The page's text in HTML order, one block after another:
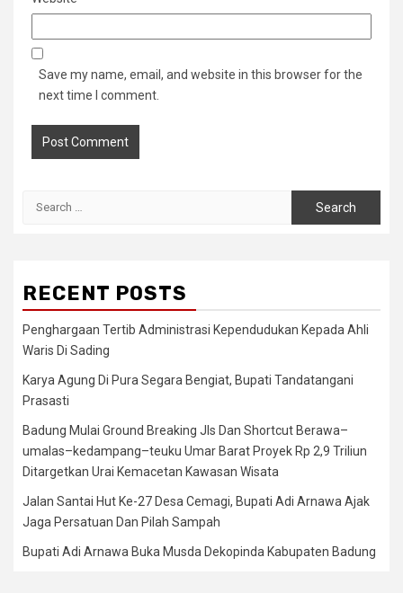
Save my name, email, and website in this browser for the
next time I comment.
RECENT POSTS
Penghargaan Tertib Administrasi Kependudukan Kepada Ahli
Waris Di Sading
Karya Agung Di Pura Segara Bengiat, Bupati Tandatangani
Prasasti
Badung Mulai Ground Breaking Jls Dan Shortcut Berawa–
umalas–kedampang–teuku Umar Barat Proyek Rp 2,9 Triliun
Ditargetkan Urai Kemacetan Kawasan Wisata
Jalan Santai Hut Ke-27 Desa Cemagi, Bupati Adi Arnawa Ajak
Jaga Persatuan Dan Pilah Sampah
Bupati Adi Arnawa Buka Musda Dekopinda Kabupaten Badung